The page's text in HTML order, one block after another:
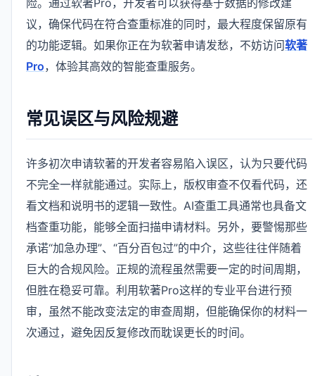
议，确保代码在符合查重标准的同时，最大程度保留原有
的功能逻辑。如果你正在为软著申请发愁，不妨访问软著
Pro，体验其高效的智能查重服务。
常见误区与风险规避
许多初次申请软著的开发者容易陷入误区，认为只要代码
不完全一样就能通过。实际上，版权审查不仅看代码，还
看文档和说明书的逻辑一致性。AI查重工具通常也具备文
档查重功能，能够全面扫描申请材料。另外，要警惕那些
承诺“加急办理”、“百分百包过”的中介，这些往往伴随着
巨大的合规风险。正规的流程虽然需要一定的时间周期，
但胜在稳妥可靠。利用软著Pro这样的专业平台进行预
审，虽然不能改变法定的审查周期，但能确保你的材料一
次通过，避免因反复修改而耽误更长的时间。